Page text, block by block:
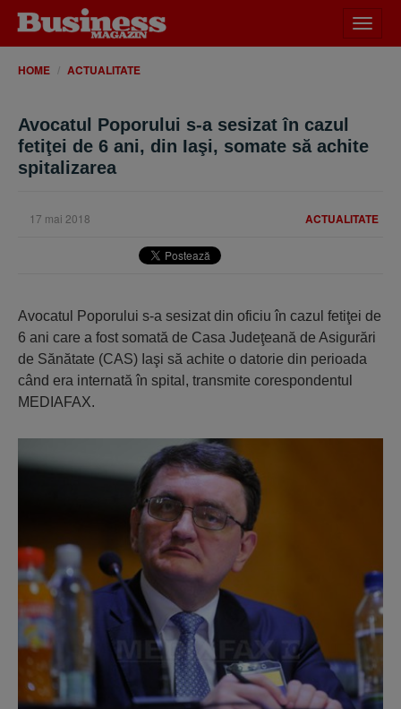
meniu
HOME ACTUALITATE
Avocatul Poporului s-a sesizat în cazul
fetiţei de 6 ani, din Iaşi, somate să achite
spitalizarea
ACTUALITATE
17 mai 2018
Avocatul Poporului s-a sesizat din oficiu în cazul fetiţei de
6 ani care a fost somată de Casa Judeţeană de Asigurări
de Sănătate (CAS) Iaşi să achite o datorie din perioada
când era internată în spital, transmite corespondentul
MEDIAFAX.